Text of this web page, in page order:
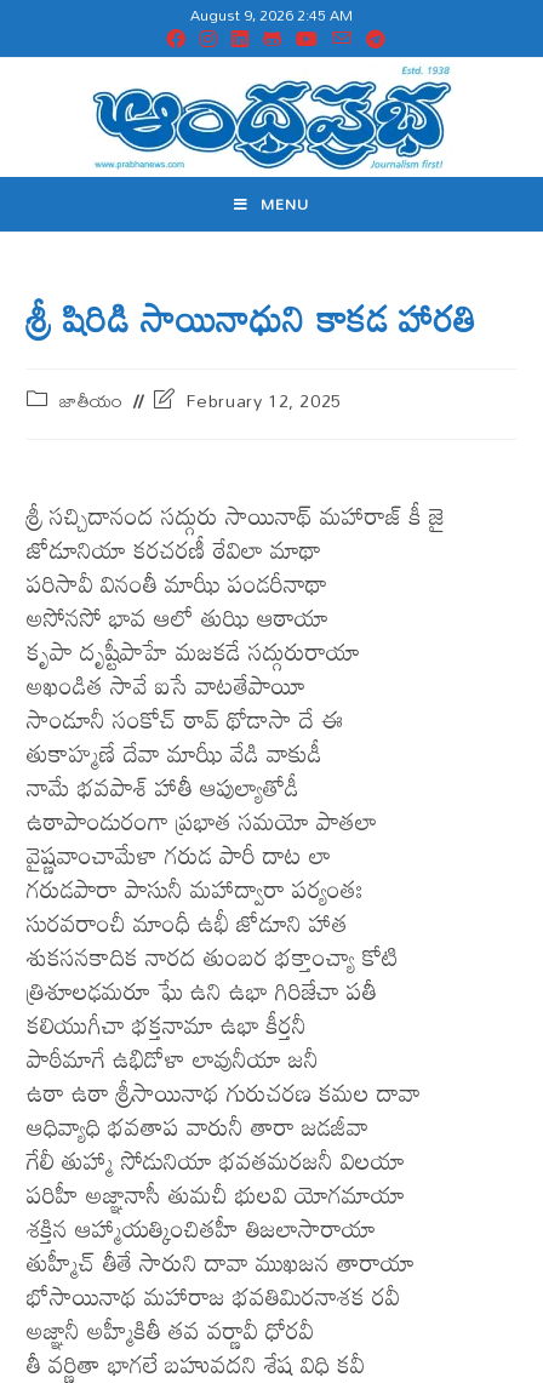
August 9, 2026 2:45 AM
MENU
శ్రీ షిరిడి సాయినాధుని కాకడ హారతి
జాతీయం February 12, 2025
శ్రీ సచ్చిదానంద సద్గురు సాయినాథ్ మహారాజ్ కీ జై
జోడూనియా కరచరణీ ఠేవిలా మాథా
పరిసావీ వినంతీ మాఝీ పండరీనాథా
అసోనసో భావ ఆలో తుఝి ఆఠాయా
కృపా దృష్టీపాహే మజకడే సద్గురురాయా
అఖండిత సావే ఐసే వాటతేపాయీ
సాండూనీ సంకోచ్ ఠావ్ థోడాసా దే ఈ
తుకాహ్మణే దేవా మాఝీ వేడి వాకుడీ
నామే భవపాశ్ హాతీ ఆపుల్యాతోడీ
ఉఠాపాండురంగా ప్రభాత సమయో పాతలా
వైష్ణవాంచామేళా గరుడ పారీ దాట లా
గరుడపారా పాసునీ మహాద్వారా పర్యంతః
సురవరాంచీ మాంధీ ఉభీ జోడూని హాత
శుకసనకాదిక నారద తుంబర భక్తాంచ్యా కోటి
త్రిశూలఢమరూ ఘే ఉని ఉభా గిరిజేచా పతీ
కలియుగీచా భక్తనామా ఉభా కీర్తనీ
పాఠీమాగే ఉభిడోళా లావునీయా జనీ
ఉఠా ఉఠా శ్రీసాయినాథ గురుచరణ కమల దావా
ఆధివ్యాధి భవతాప వారునీ తారా జడజీవా
గేలీ తుహ్మా సోడునియా భవతమరజనీ విలయా
పరిహీ అజ్ఞానాసీ తుమచీ భులవి యోగమాయా
శక్తిన ఆహ్మాయత్కించితహీ తిజలాసారాయా
తుహ్మీచ్ తీతే సారుని దావా ముఖజన తారాయా
భోసాయినాథ మహారాజ భవతిమిరనాశక రవీ
అజ్ఞానీ అహ్మీకితీ తవ వర్ణావీ ధోరవీ
తీ వర్ణితా భాగలే బహువదని శేష విధి కవీ